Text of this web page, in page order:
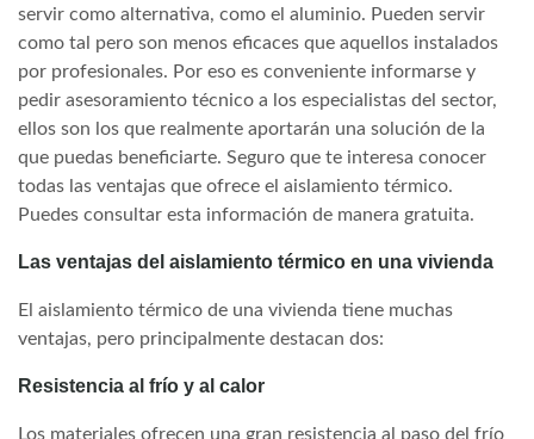
servir como alternativa, como el aluminio. Pueden servir
como tal pero son menos eficaces que aquellos instalados
por profesionales. Por eso es conveniente informarse y
pedir asesoramiento técnico a los especialistas del sector,
ellos son los que realmente aportarán una solución de la
que puedas beneficiarte. Seguro que te interesa conocer
todas las ventajas que ofrece el aislamiento térmico.
Puedes consultar esta información de manera gratuita.
Las ventajas del aislamiento térmico en una vivienda
El aislamiento térmico de una vivienda tiene muchas
ventajas, pero principalmente destacan dos:
Resistencia al frío y al calor
Los materiales ofrecen una gran resistencia al paso del frío